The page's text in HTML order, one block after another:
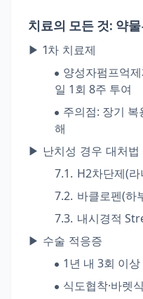
치료의 모든 것: 약
▶ 1차 치료제
양성자펌프억
일 1회 8주 투여
주의점: 장기 복
해
▶ 난치성 경우 대처법
H2차단제(
바클로펜(하
내시경적
▶ 수술 적응증
1년 내 3회 이
식도협착·바렛